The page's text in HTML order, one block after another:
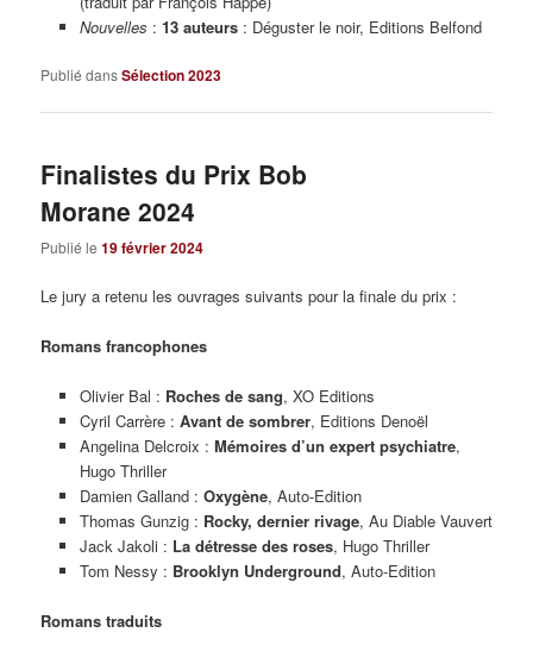
Nouvelles : 13 auteurs : Déguster le noir, Editions Belfond
Publié dansSélection 2023
Finalistes du Prix Bob
Morane 2024
Publié le19 février 2024
Le jury a retenu les ouvrages suivants pour la finale du prix :
Romans francophones
Olivier Bal : Roches de sang, XO Editions
Cyril Carrère : Avant de sombrer, Editions Denoël
Angelina Delcroix : Mémoires d’un expert psychiatre,
Hugo Thriller
Damien Galland : Oxygène, Auto-Edition
Thomas Gunzig : Rocky, dernier rivage, Au Diable Vauvert
Jack Jakoli : La détresse des roses, Hugo Thriller
Tom Nessy : Brooklyn Underground, Auto-Edition
Romans traduits